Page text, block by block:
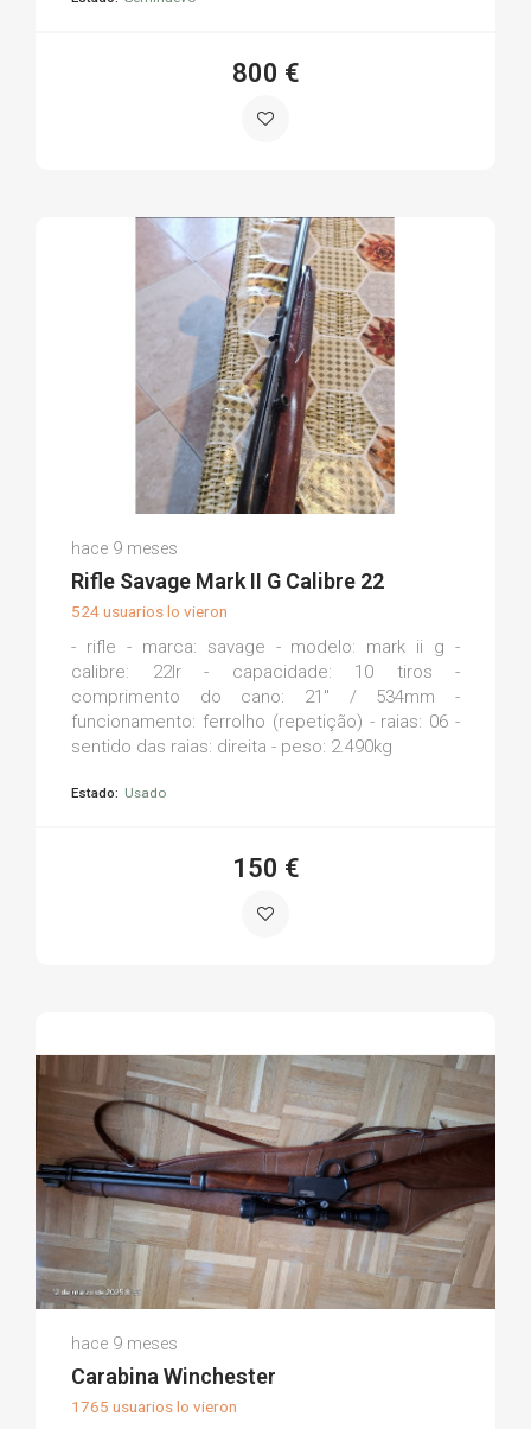
800 €
hace 9 meses
Rifle Savage Mark II G Calibre 22
524 usuarios lo vieron
- rifle - marca: savage - modelo: mark ii g -
calibre: 22lr - capacidade: 10 tiros -
comprimento do cano: 21" / 534mm -
funcionamento: ferrolho (repetição) - raias: 06 -
sentido das raias: direita - peso: 2.490kg
Estado: Usado
150 €
(0)
hace 9 meses
Carabina Winchester
1765 usuarios lo vieron